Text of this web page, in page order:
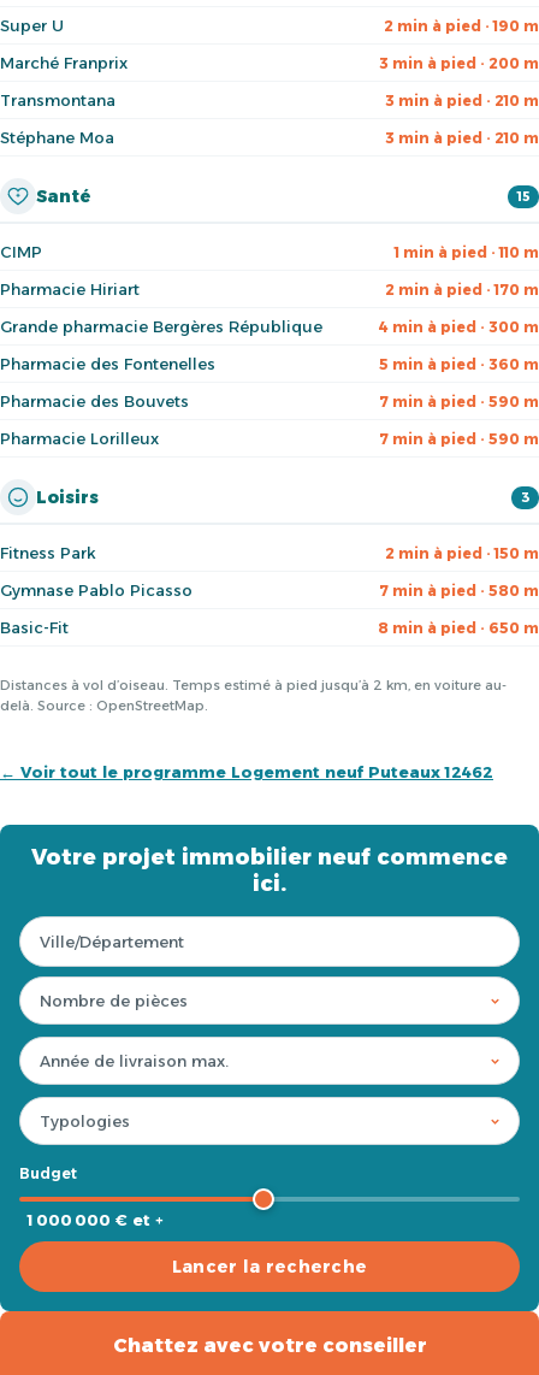
Super U 2 min à pied · 190 m
Marché Franprix 3 min à pied · 200 m
Transmontana 3 min à pied · 210 m
Stéphane Moa 3 min à pied · 210 m
Santé 15
CIMP 1 min à pied · 110 m
Pharmacie Hiriart 2 min à pied · 170 m
Grande pharmacie Bergères République 4 min à pied · 300 m
Pharmacie des Fontenelles 5 min à pied · 360 m
Pharmacie des Bouvets 7 min à pied · 590 m
Pharmacie Lorilleux 7 min à pied · 590 m
Loisirs 3
Fitness Park 2 min à pied · 150 m
Gymnase Pablo Picasso 7 min à pied · 580 m
Basic-Fit 8 min à pied · 650 m
Distances à vol d’oiseau. Temps estimé à pied jusqu’à 2 km, en voiture au-
delà. Source : OpenStreetMap.
← Voir tout le programme Logement neuf Puteaux 12462
Votre projet immobilier neuf commence
ici.
Budget
1 000 000 € et +
Lancer la recherche
Chattez avec votre conseiller